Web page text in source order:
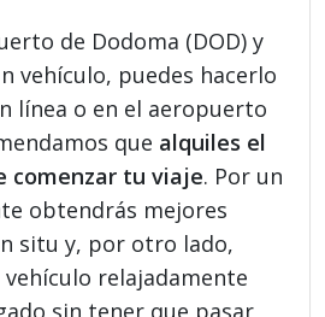
de Dodoma (DOD) y
vehículo, puedes hacerlo
línea o en el aeropuerto
que alquiles el
comenzar tu viaje. Por un
obtendrás mejores
situ y, por otro lado,
relajadamente
sin tener que pasar